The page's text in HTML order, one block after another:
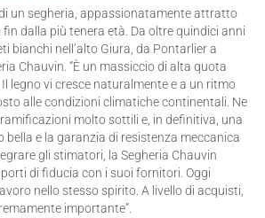
un segheria, appassionatamente attratto
dalla più tenera età. Da oltre quindici anni
bianchi nell’alto Giura, da Pontarlier a
Chauvin. “È un massiccio di alta quota
legno vi cresce naturalmente e a un ritmo
alle condizioni climatiche continentali. Ne
molto sottili e, in definitiva, una
bella e la garanzia di resistenza meccanica
gli stimatori, la Segheria Chauvin
di fiducia con i suoi fornitori. Oggi
nello stesso spirito. A livello di acquisti,
importante”.